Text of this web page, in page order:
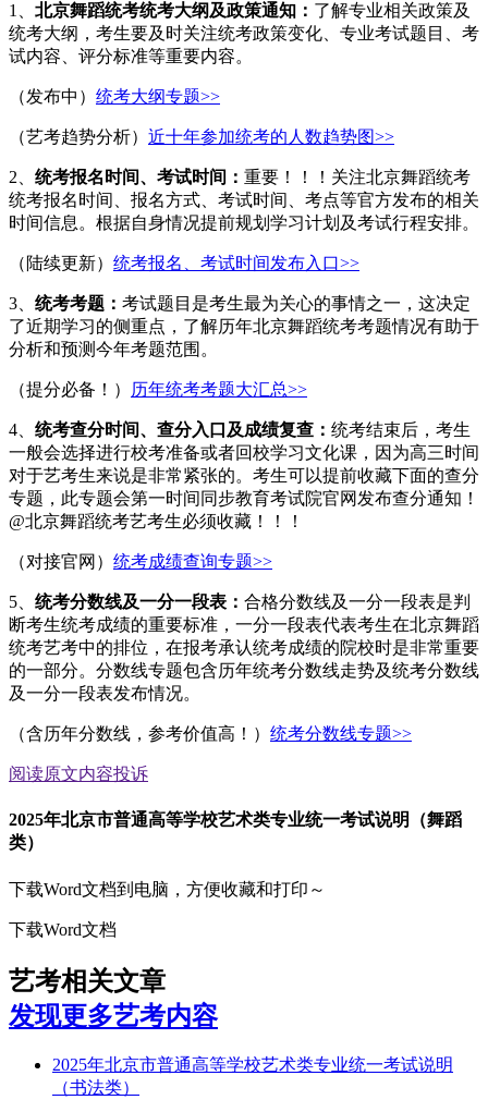
1、 北京舞蹈统考统考大纲及政策通知： 了解专业相关政策及
统考大纲，考生要及时关注统考政策变化、专业考试题目、考
试内容、评分标准等重要内容。
（发布中） 统考大纲专题>>
（艺考趋势分析） 近十年参加统考的人数趋势图>>
2、 统考报名时间、考试时间： 重要！！！关注北京舞蹈统考
统考报名时间、报名方式、考试时间、考点等官方发布的相关
时间信息。根据自身情况提前规划学习计划及考试行程安排。
（陆续更新） 统考报名、考试时间发布入口>>
3、 统考考题： 考试题目是考生最为关心的事情之一，这决定
了近期学习的侧重点，了解历年北京舞蹈统考考题情况有助于
分析和预测今年考题范围。
（提分必备！） 历年统考考题大汇总>>
4、 统考查分时间、查分入口及成绩复查： 统考结束后，考生
一般会选择进行校考准备或者回校学习文化课，因为高三时间
对于艺考生来说是非常紧张的。考生可以提前收藏下面的查分
专题，此专题会第一时间同步教育考试院官网发布查分通知！
@北京舞蹈统考艺考生必须收藏！！！
（对接官网） 统考成绩查询专题>>
5、 统考分数线及一分一段表： 合格分数线及一分一段表是判
断考生统考成绩的重要标准，一分一段表代表考生在北京舞蹈
统考艺考中的排位，在报考承认统考成绩的院校时是非常重要
的一部分。分数线专题包含历年统考分数线走势及统考分数线
及一分一段表发布情况。
（含历年分数线，参考价值高！） 统考分数线专题>>
阅读原文内容投诉
2025年北京市普通高等学校艺术类专业统一考试说明（舞蹈
类）
下载Word文档到电脑，方便收藏和打印～
下载Word文档
艺考相关文章
发现更多艺考内容
2025年北京市普通高等学校艺术类专业统一考试说明
（书法类）